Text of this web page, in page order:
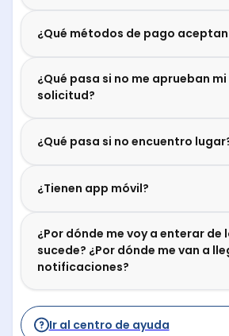
¿Qué métodos de pago
¿Qué pasa si no me aprueban mi
solicitud?
¿Qué pasa si no encuentro
¿Tienen app móvil?
¿Por dónde me voy a enterar de
sucede? ¿Por dónde me van a
notificaciones?
Ir al centro de ayuda